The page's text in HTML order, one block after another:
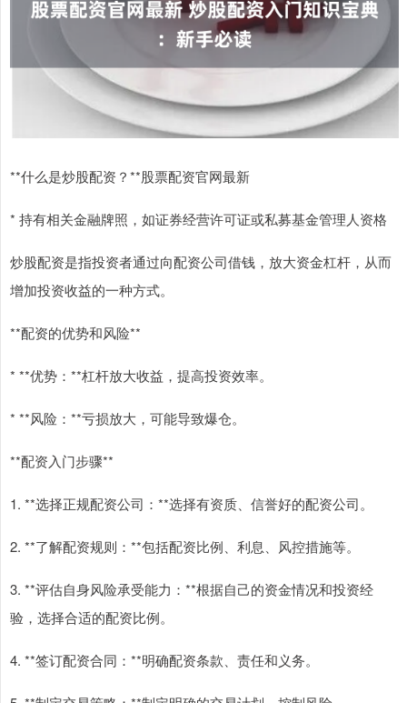
**什么是炒股配资？**股票配资官网最新
* 持有相关金融牌照，如证券经营许可证或私募基金管理人资格
炒股配资是指投资者通过向配资公司借钱，放大资金杠杆，从而
增加投资收益的一种方式。
**配资的优势和风险**
* **优势：**杠杆放大收益，提高投资效率。
* **风险：**亏损放大，可能导致爆仓。
**配资入门步骤**
1. **选择正规配资公司：**选择有资质、信誉好的配资公司。
2. **了解配资规则：**包括配资比例、利息、风控措施等。
3. **评估自身风险承受能力：**根据自己的资金情况和投资经
验，选择合适的配资比例。
4. **签订配资合同：**明确配资条款、责任和义务。